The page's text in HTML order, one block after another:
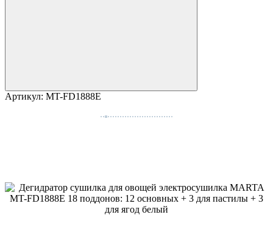
Артикул: MT-FD1888E